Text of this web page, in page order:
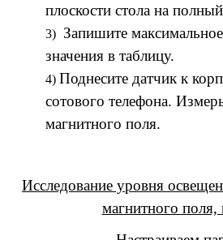
плоскости стола на
Запишите
значения в таблицу.
Поднесите датчик к
сотового телефона.
магнитного поля.
Исследование уровня
магнитного